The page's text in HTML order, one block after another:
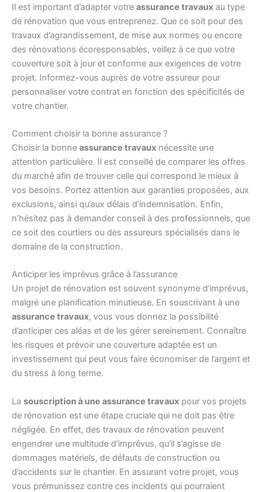
Il est important d’adapter votre assurance travaux au type
de rénovation que vous entreprenez. Que ce soit pour des
travaux d’agrandissement, de mise aux normes ou encore
des rénovations écoresponsables, veillez à ce que votre
couverture soit à jour et conforme aux exigences de votre
projet. Informez-vous auprès de votre assureur pour
personnaliser votre contrat en fonction des spécificités de
votre chantier.
Comment choisir la bonne assurance ?
Choisir la bonne assurance travaux nécessite une
attention particulière. Il est conseillé de comparer les offres
du marché afin de trouver celle qui correspond le mieux à
vos besoins. Portez attention aux garanties proposées, aux
exclusions, ainsi qu’aux délais d’indemnisation. Enfin,
n’hésitez pas à demander conseil à des professionnels, que
ce soit des courtiers ou des assureurs spécialisés dans le
domaine de la construction.
Anticiper les imprévus grâce à l’assurance
Un projet de rénovation est souvent synonyme d’imprévus,
malgré une planification minutieuse. En souscrivant à une
assurance travaux, vous vous donnez la possibilité
d’anticiper ces aléas et de les gérer sereinement. Connaître
les risques et prévoir une couverture adaptée est un
investissement qui peut vous faire économiser de l’argent et
du stress à long terme.
La souscription à une assurance travaux pour vos projets
de rénovation est une étape cruciale qui ne doit pas être
négligée. En effet, des travaux de rénovation peuvent
engendrer une multitude d’imprévus, qu’il s’agisse de
dommages matériels, de défauts de construction ou
d’accidents sur le chantier. En assurant votre projet, vous
vous prémunissez contre ces incidents qui pourraient